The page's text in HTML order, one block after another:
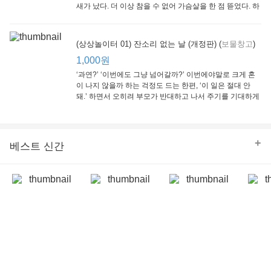
큰솔(토토북)
동아일보사
새가 났다. 더 이상 참을 수 없어 가슴살을 한 점 뜯었다. 하
(상상놀이터 01) 잔소리 없는 날 (개정판) (보물창고)
1,000원
‘과연?’ ‘이번에도 그냥 넘어갈까?’ 이번에야말로 크게 혼
이 나지 않을까 하는 걱정도 드는 한편, ‘이 일은 절대 안
돼.’ 하면서 오히려 부모가 반대하고 나서 주기를 기대하게
베스트 신간 +